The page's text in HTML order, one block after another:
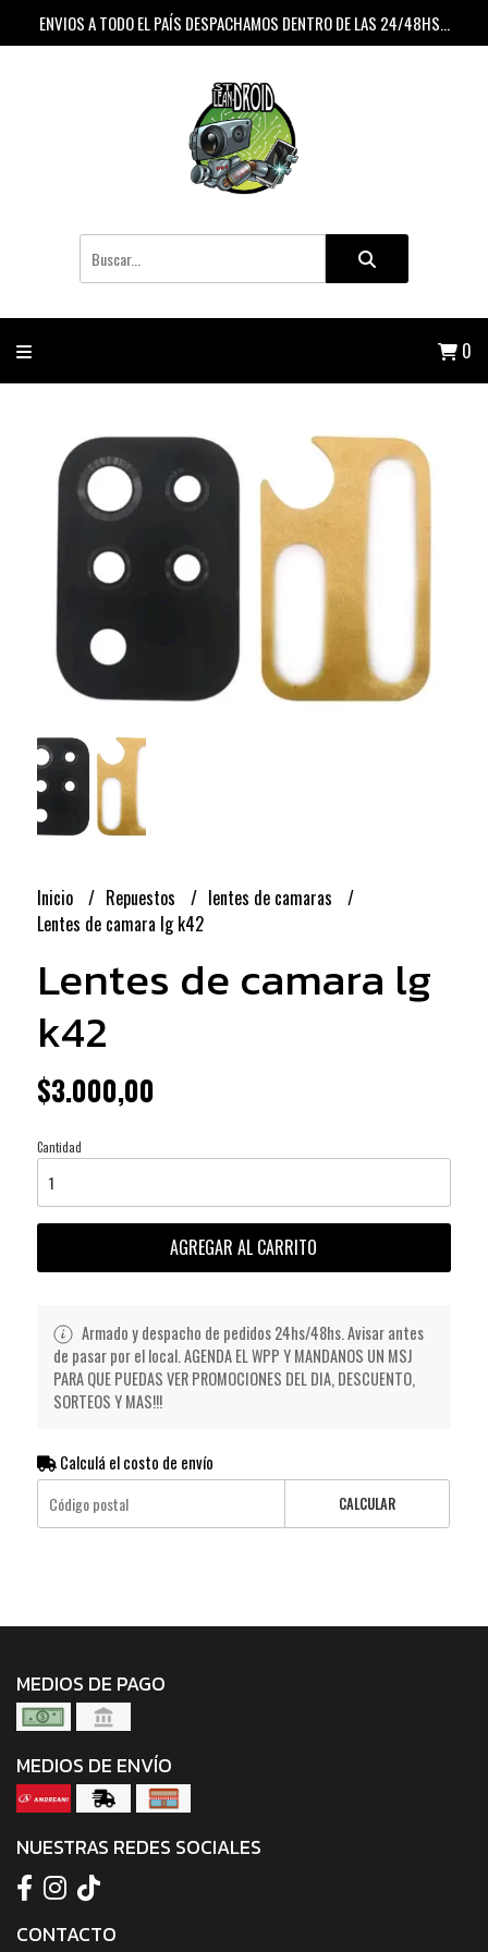
ENVIOS A TODO EL PAÍS DESPACHAMOS DENTRO DE LAS 24/48HS...
0
Inicio Repuestos
lentes de camaras
Lentes de camara lg k42
Lentes de camara lg
k42
$3.000,00
Cantidad
AGREGAR AL CARRITO
Armado y despacho de pedidos 24hs/48hs. Avisar antes
de pasar por el local. AGENDA EL WPP Y MANDANOS UN MSJ
PARA QUE PUEDAS VER PROMOCIONES DEL DIA, DESCUENTO,
SORTEOS Y MAS!!!
Calculá el costo de envío
CALCULAR
MEDIOS DE PAGO
MEDIOS DE ENVÍO
NUESTRAS REDES SOCIALES
CONTACTO